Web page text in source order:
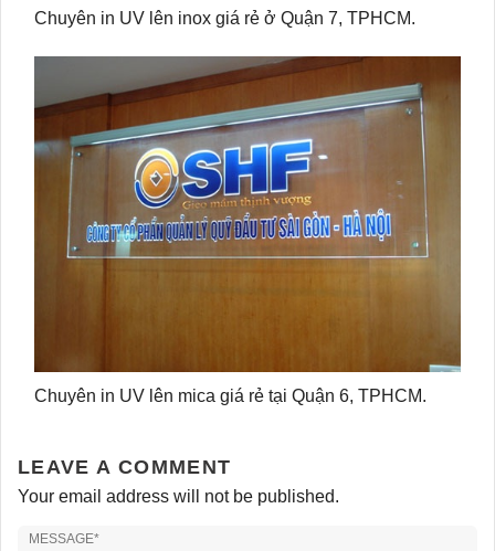
Chuyên in UV lên inox giá rẻ ở Quận 7, TPHCM.
Chuyên in UV lên mica giá rẻ tại Quận 6, TPHCM.
LEAVE A COMMENT
Your email address will not be published.